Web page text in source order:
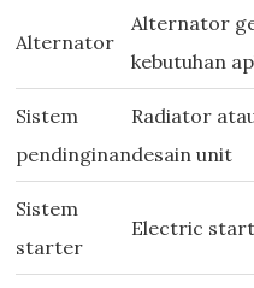
Alternator
Alternator
kebutuhan
Sistem
pendinginan
Radiator
desain unit
Sistem
starter
Electric